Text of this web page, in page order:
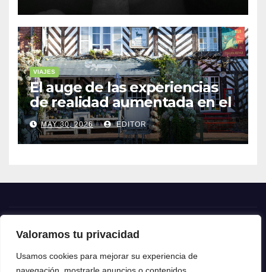
Valoramos tu privacidad
Usamos cookies para mejorar su experiencia de
VIAJES
El auge de las experiencias
de realidad aumentada en el
turismo
MAY 30, 2026 EDITOR
Crónica24